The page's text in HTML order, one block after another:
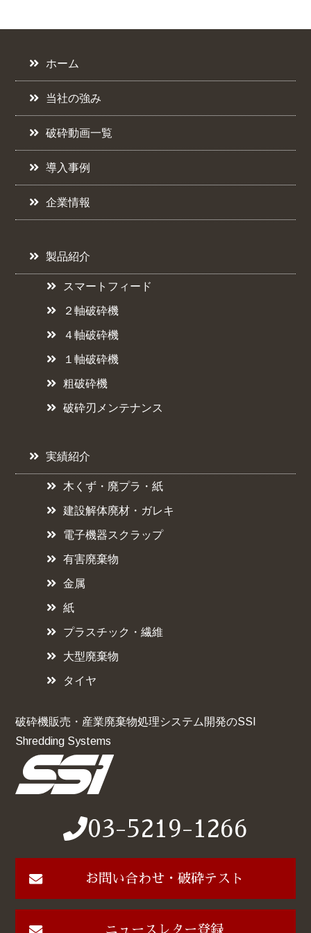
ホーム
当社の強み
破砕動画一覧
導入事例
企業情報
製品紹介
スマートフィード
２軸破砕機
４軸破砕機
１軸破砕機
粗破砕機
破砕刃メンテナンス
実績紹介
木くず・廃プラ・紙
建設解体廃材・ガレキ
電子機器スクラップ
有害廃棄物
金属
紙
プラスチック・繊維
大型廃棄物
タイヤ
破砕機販売・産業廃棄物処理システム開発のSSI
Shredding Systems
03-5219-1266
お問い合わせ・破砕テスト
ニュースレター登録